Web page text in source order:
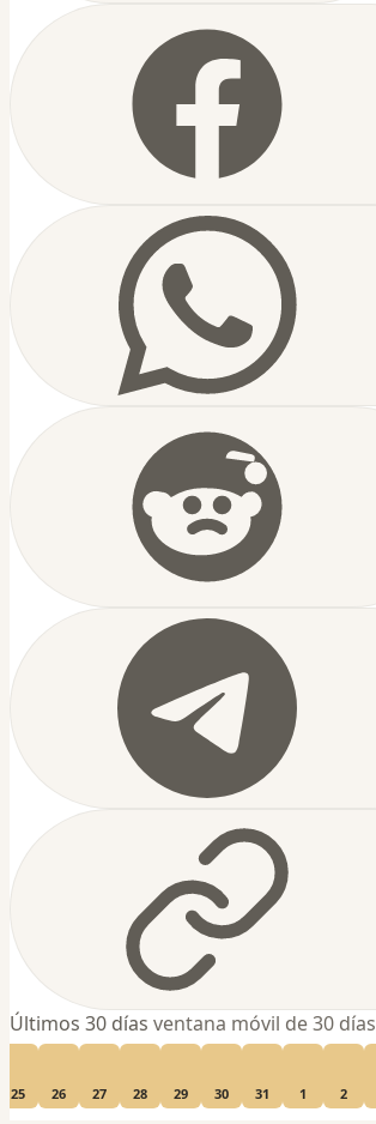
Últimos 30 días ventana móvil de 30 días
25 26 27 28 29 30 31 1 2